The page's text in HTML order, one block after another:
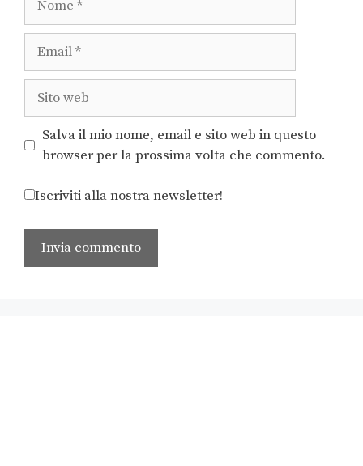
Salva il mio nome, email e sito web in questo
browser per la prossima volta che commento.
Iscriviti alla nostra newsletter!